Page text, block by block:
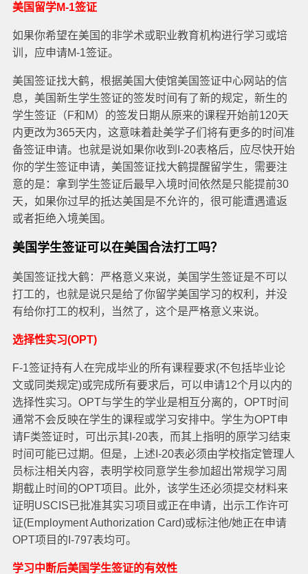
美国留学M-1签证
如果你希望在美国的非学术或职业教育机构进行学习或培
训，应申请M-1签证。
美国签证找大鹤，根据美国大使馆美国签证中心网站的信
息，美国新生学生签证的签发时间有了新的规定，新生的
学生签证（F和M）的签发日期从原来的课程开始前120天
内更改为365天内，这意味着赴美学子们将有更多的时间准
备签证申请。也就是说如果你收到I-20表格后，应尽快开始
你的学生签证申请，美国签证找大鹤提醒留学生，需要注
意的是：拿到学生签证后最早入境时间依然是只能提前30
天，如果你过早的抵达美国是不允许的，很可能遭遇遣返
或者拒绝入境美国。
美国学生签证可以在美国合法打工吗？
美国签证找大鹤：严格意义来说，美国学生签证是不可以
打工的，也就是说只是给了你留学美国学习的权利，并没
有给你打工的权利，当然了，这个是严格意义来说。
选择性实习(OPT)
F-1签证持有人在完成毕业的所有课程要求(不包括毕业论
文或同类规定)或完成所有要求后，可以申请12个月以内的
选择性实习。OPT与学生的学业是相互分离的，OPT时间
通常不会反映在学生的课程或学习安排中。学生为OPT申
请F类签证时，可出示其I-20表，而其上指明的原学习结束
时间可能已过期。但是，上述I-20表必须由学校指定管理人
员标注相关内容，表明学校同意学生参加超出常规学习周
期截止时间的OPT项目。此外，该学生还必须提交材料来
证明USCIS已批准其实习项目或正在申请，出示工作许可
证(Employment Authorization Card)或标注他/她正在申请
OPT项目的I-797表均可。
学习中断后美国学生签证的有效性